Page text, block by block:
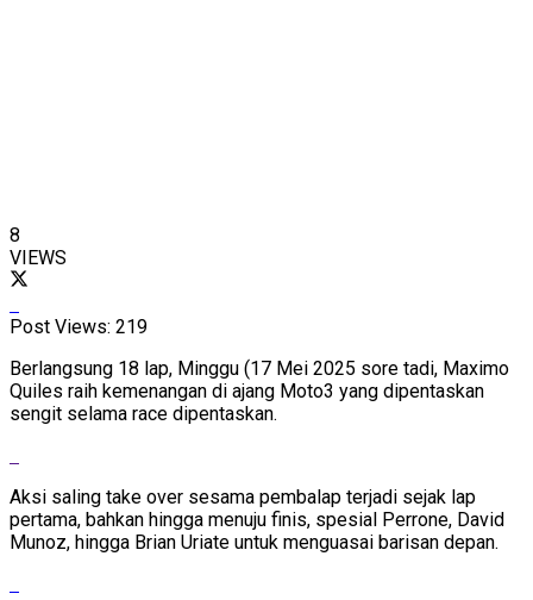
8
VIEWS
Post Views: 219
Berlangsung 18 lap, Minggu (17 Mei 2025 sore tadi, Maximo
Quiles raih kemenangan di ajang Moto3 yang dipentaskan
sengit selama race dipentaskan.
Aksi saling take over sesama pembalap terjadi sejak lap
pertama, bahkan hingga menuju finis, spesial Perrone, David
Munoz, hingga Brian Uriate untuk menguasai barisan depan.